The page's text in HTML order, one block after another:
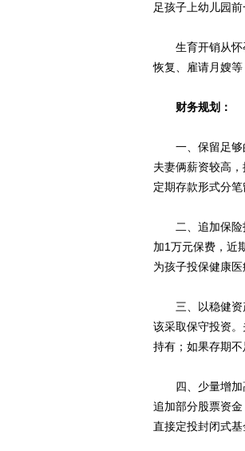
足孩子上幼儿园前
生育开销从怀孕
恢复、雇请月嫂
财务规划：
一、保留足够的
夫妻俩薪资较高
定期存款形式分
二、追加保险投
加1万元保费，近
为孩子投保健康医
三、以稳健资产
该采取保守投资
持有；如果存期不
四、少量增加高
追加部分股票资
直接定投封闭式基